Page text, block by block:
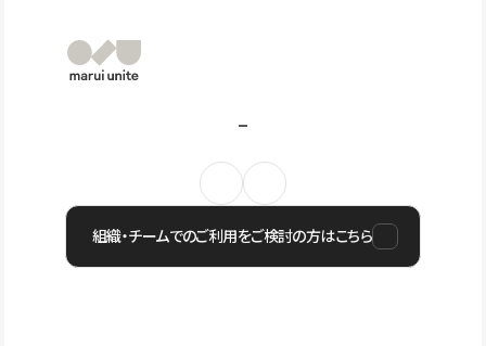
組織・チームでのご利用をご検討の方はこちら